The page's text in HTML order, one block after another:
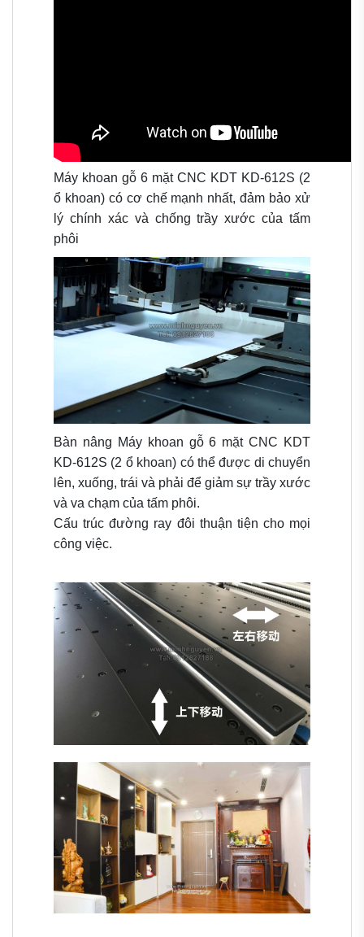
Máy khoan gỗ 6 mặt CNC KDT KD-612S (2
ổ khoan) có cơ chế mạnh nhất, đảm bảo xử
lý chính xác và chống trầy xước của tấm
phôi
Bàn nâng Máy khoan gỗ 6 mặt CNC KDT
KD-612S (2 ổ khoan) có thể được di chuyển
lên, xuống, trái và phải để giảm sự trầy xước
và va chạm của tấm phôi.
Cấu trúc đường ray đôi thuận tiện cho mọi
công việc.